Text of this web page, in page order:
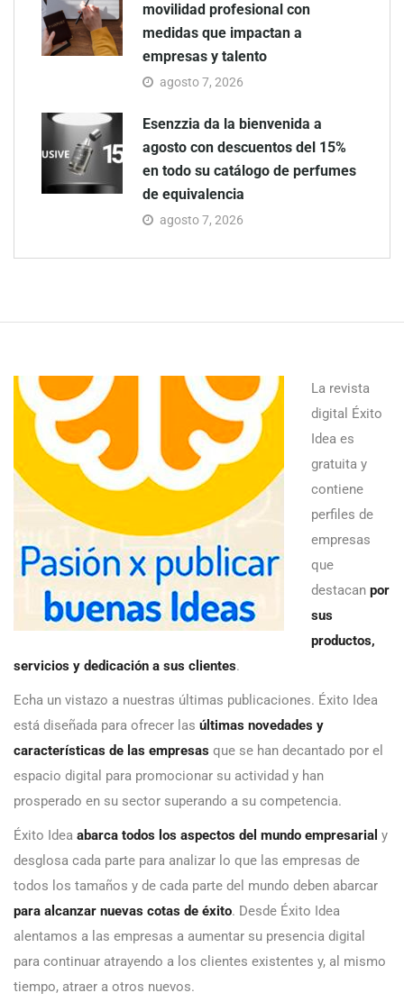
movilidad profesional con
medidas que impactan a
empresas y talento
agosto 7, 2026
Esenzzia da la bienvenida a
agosto con descuentos del 15%
en todo su catálogo de perfumes
de equivalencia
agosto 7, 2026
La revista
digital Éxito
Idea es
gratuita y
contiene
perfiles de
empresas
que
destacan por
sus
productos,
servicios y dedicación a sus clientes.
Echa un vistazo a nuestras últimas publicaciones. Éxito Idea
está diseñada para ofrecer las últimas novedades y
características de las empresas que se han decantado por el
espacio digital para promocionar su actividad y han
prosperado en su sector superando a su competencia.
Éxito Idea abarca todos los aspectos del mundo empresarial y
desglosa cada parte para analizar lo que las empresas de
todos los tamaños y de cada parte del mundo deben abarcar
para alcanzar nuevas cotas de éxito. Desde Éxito Idea
alentamos a las empresas a aumentar su presencia digital
para continuar atrayendo a los clientes existentes y, al mismo
tiempo, atraer a otros nuevos.